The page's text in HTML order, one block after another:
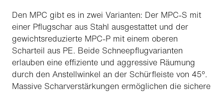
Den MPC gibt es in zwei Varianten: Der MPC-S mit
einer Pflugschar aus Stahl ausgestattet und der
gewichtsreduzierte MPC-P mit einem oberen
Scharteil aus PE. Beide Schneepflugvarianten
erlauben eine effiziente und aggressive Räumung
durch den Anstellwinkel an der Schürfleiste von 45°.
Massive Scharverstärkungen ermöglichen die sichere